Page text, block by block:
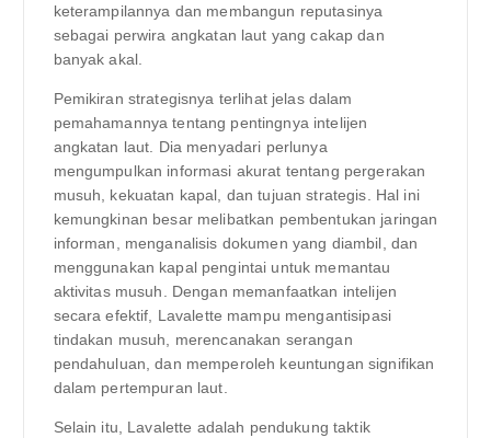
keterampilannya dan membangun reputasinya
sebagai perwira angkatan laut yang cakap dan
banyak akal.
Pemikiran strategisnya terlihat jelas dalam
pemahamannya tentang pentingnya intelijen
angkatan laut. Dia menyadari perlunya
mengumpulkan informasi akurat tentang pergerakan
musuh, kekuatan kapal, dan tujuan strategis. Hal ini
kemungkinan besar melibatkan pembentukan jaringan
informan, menganalisis dokumen yang diambil, dan
menggunakan kapal pengintai untuk memantau
aktivitas musuh. Dengan memanfaatkan intelijen
secara efektif, Lavalette mampu mengantisipasi
tindakan musuh, merencanakan serangan
pendahuluan, dan memperoleh keuntungan signifikan
dalam pertempuran laut.
Selain itu, Lavalette adalah pendukung taktik